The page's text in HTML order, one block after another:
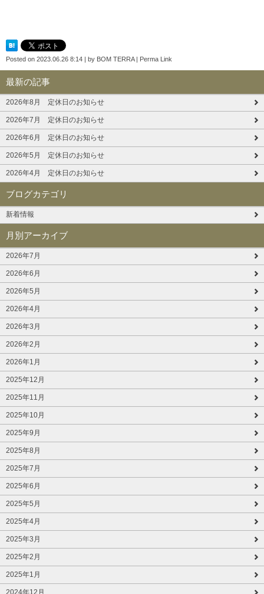
Posted on 2023.06.26 8:14 by BOM TERRA| Perma Link
最新の記事
2026年8月 定休日のお知らせ
2026年7月 定休日のお知らせ
2026年6月 定休日のお知らせ
2026年5月 定休日のお知らせ
2026年4月 定休日のお知らせ
ブログカテゴリ
新着情報
月別アーカイブ
2026年7月
2026年6月
2026年5月
2026年4月
2026年3月
2026年2月
2026年1月
2025年12月
2025年11月
2025年10月
2025年9月
2025年8月
2025年7月
2025年6月
2025年5月
2025年4月
2025年3月
2025年2月
2025年1月